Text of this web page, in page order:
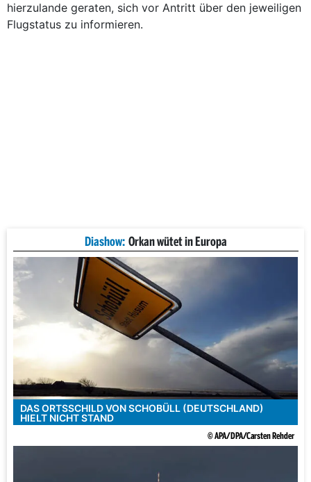
hierzulande geraten, sich vor Antritt über den jeweiligen
Flugstatus zu informieren.
Diashow: Orkan wütet in Europa
DAS ORTSSCHILD VON SCHOBÜLL (DEUTSCHLAND)
HIELT NICHT STAND
© APA/DPA/Carsten Rehder